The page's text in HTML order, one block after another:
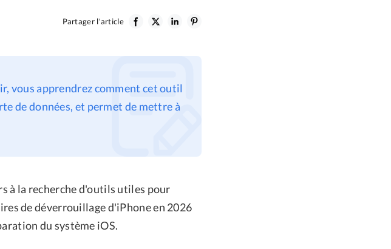
Partager l'article
vous apprendrez comment cet outil
de données, et permet de mettre à
à la recherche d'outils utiles pour
de déverrouillage d'iPhone en 2026
du système iOS.